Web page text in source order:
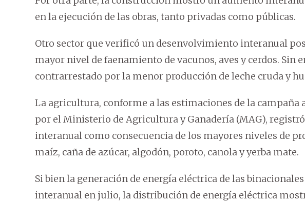
en la ejecución de las obras, tanto privadas como públicas.
Otro sector que verificó un desenvolvimiento interanual
mayor nivel de faenamiento de vacunos, aves y cerdos. Sin
contrarrestado por la menor producción de leche cruda y
La agricultura, conforme a las estimaciones de la campaña
por el Ministerio de Agricultura y Ganadería (MAG),
interanual como consecuencia de los mayores niveles de
maíz, caña de azúcar, algodón, poroto, canola y yerba mate.
Si bien la generación de energía eléctrica de las
interanual en julio, la distribución de energía eléctrica